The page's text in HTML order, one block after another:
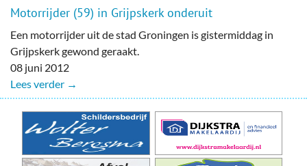
Motorrijder (59) in Grijpskerk onderuit
Een motorrijder uit de stad Groningen is gistermiddag in
Grijpskerk gewond geraakt.
08 juni 2012
Lees verder →